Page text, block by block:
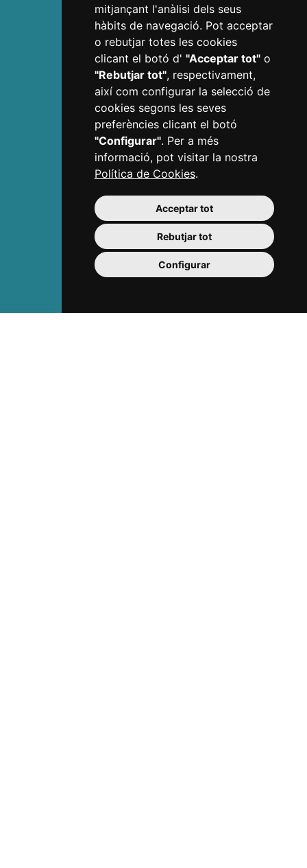
mitjançant l'anàlisi dels seus
hàbits de navegació. Pot acceptar
o rebutjar totes les cookies
clicant el botó d' "Acceptar tot"o
"Rebutjar tot", respectivament,
així com configurar la selecció de
cookies segons les seves
preferències clicant el botó
"Configurar". Per a més
informació, pot visitar la nostra
Política de Cookies.
Acceptar tot
Rebutjar tot
Configurar
Còdol Educació
Ans Educació
Museus de Reus
Teatre Fortuny
Teatre Bartrina
Descobreix
Ciutat de Gaudí
Joia modernista
Reus passejant
Ciutat cultural
Vermut de Reus
Gastronomia
Costa Daurada
Allotjaments